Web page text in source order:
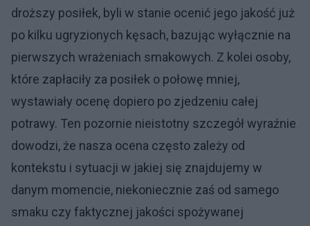
droższy posiłek, byli w stanie ocenić jego jakość już
po kilku ugryzionych kęsach, bazując wyłącznie na
pierwszych wrażeniach smakowych. Z kolei osoby,
które zapłaciły za posiłek o połowę mniej,
wystawiały ocenę dopiero po zjedzeniu całej
potrawy. Ten pozornie nieistotny szczegół wyraźnie
dowodzi, że nasza ocena często zależy od
kontekstu i sytuacji w jakiej się znajdujemy w
danym momencie, niekoniecznie zaś od samego
smaku czy faktycznej jakości spożywanej